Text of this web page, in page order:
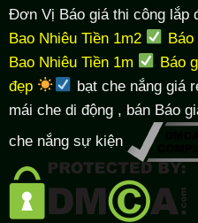
Đơn Vị Báo giá thi công
Bao Nhiêu Tiền 1m2
Bao Nhiêu Tiền 1m
Báo
đẹp
bạt che nắng giá
mái che di động , bán Báo
che nắng sự kiện